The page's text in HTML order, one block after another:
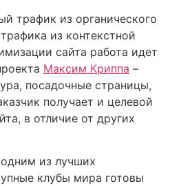
трафик из органического
из контекстной
сайта работа идет
Максим Криппа –
посадочные страницы,
получает и целевой
в отличие от других
из лучших
клубы мира готовы